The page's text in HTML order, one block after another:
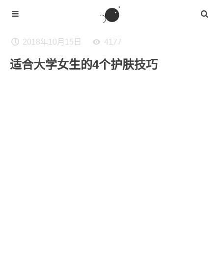
2018年10月15日 4177
适合大学女生的4个护肤技巧